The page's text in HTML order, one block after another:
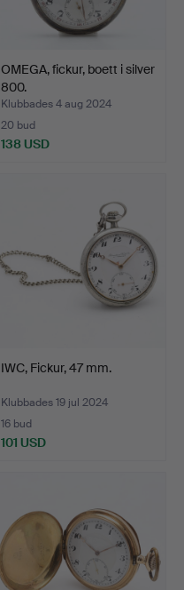
OMEGA, fickur, boett i silver
800.
Klubbades 4 aug 2024
20 bud
138 USD
IWC, Fickur, 47 mm.
Klubbades 19 jul 2024
16 bud
101 USD